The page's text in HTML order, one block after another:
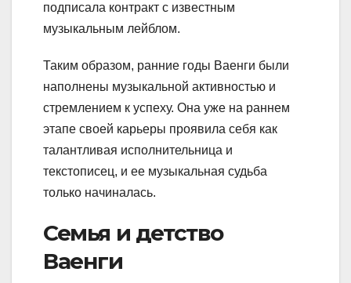
подписала контракт с известным
музыкальным лейблом.
Таким образом, ранние годы Ваенги были
наполнены музыкальной активностью и
стремлением к успеху. Она уже на раннем
этапе своей карьеры проявила себя как
талантливая исполнительница и
текстописец, и ее музыкальная судьба
только начиналась.
Семья и детство
Ваенги